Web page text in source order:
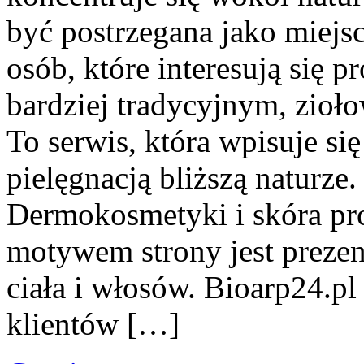
być postrzegana jako
osób, które interesują się
bardziej tradycyjnym,
To serwis, która wpisuje
pielęgnacją bliższą
Dermokosmetyki i skóra
motywem strony jest
ciała i włosów.
klientów […]